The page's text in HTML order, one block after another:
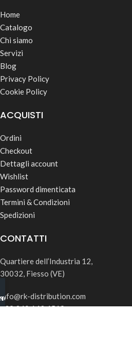
Home
Catalogo
Chi siamo
Servizi
Blog
Privacy Policy
Cookie Policy
ACQUISTI
Ordini
Checkout
Dettagli account
Wishlist
Password dimenticata
Termini & Condizioni
Spedizioni
CONTATTI
Quartiere dell’Industria 12,
30032, Fiesso (VE)
info@rk-distribution.com
+39 340 143 4519
B2B